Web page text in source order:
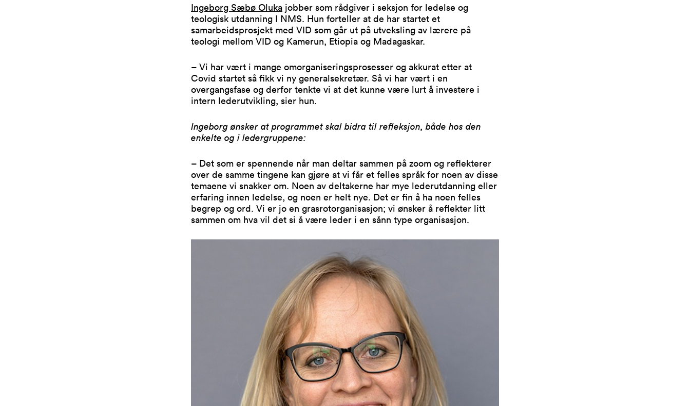
Ingeborg Sæbø Oluka jobber som rådgiver i seksjon for ledelse og
teologisk utdanning I NMS. Hun forteller at de har startet et
samarbeidsprosjekt med VID som går ut på utveksling av lærere på
teologi mellom VID og Kamerun, Etiopia og Madagaskar.
– Vi har vært i mange omorganiseringsprosesser og akkurat etter at
Covid startet så fikk vi ny generalsekretær. Så vi har vært i en
overgangsfase og derfor tenkte vi at det kunne være lurt å investere i
intern lederutvikling, sier hun.
Ingeborg ønsker at programmet skal bidra til refleksjon, både hos den
enkelte og i ledergruppene:
– Det som er spennende når man deltar sammen på zoom og reflekterer
over de samme tingene kan gjøre at vi får et felles språk for noen av disse
temaene vi snakker om. Noen av deltakerne har mye lederutdanning eller
erfaring innen ledelse, og noen er helt nye. Det er fin å ha noen felles
begrep og ord. Vi er jo en grasrotorganisasjon; vi ønsker å reflekter litt
sammen om hva vil det si å være leder i en sånn type organisasjon.